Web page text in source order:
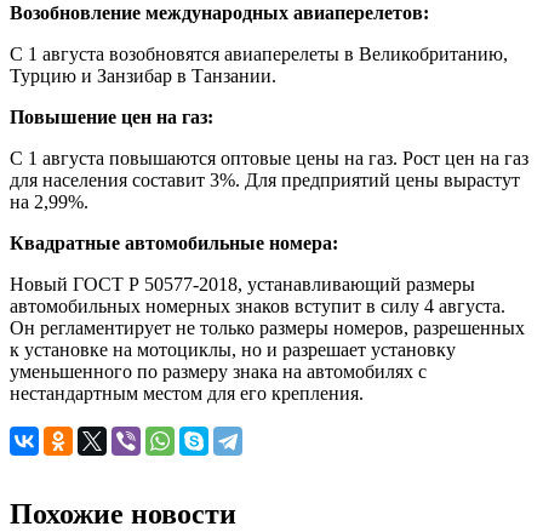
Возобновление международных авиаперелетов:
С 1 августа возобновятся авиаперелеты в Великобританию,
Турцию и Занзибар в Танзании.
Повышение цен на газ:
С 1 августа повышаются оптовые цены на газ. Рост цен на газ
для населения составит 3%. Для предприятий цены вырастут
на 2,99%.
Квадратные автомобильные номера:
Новый ГОСТ Р 50577-2018, устанавливающий размеры
автомобильных номерных знаков вступит в силу 4 августа.
Он регламентирует не только размеры номеров, разрешенных
к установке на мотоциклы, но и разрешает установку
уменьшенного по размеру знака на автомобилях с
нестандартным местом для его крепления.
Похожие новости